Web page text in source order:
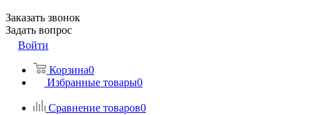
Заказать звонок
Задать вопрос
Войти
Корзина0
Избранные товары0
Сравнение товаров0